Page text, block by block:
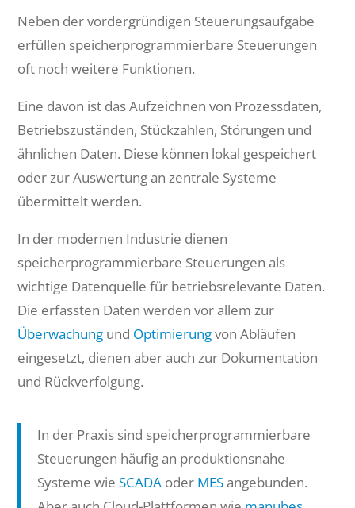
Neben der vordergründigen Steuerungsaufgabe
erfüllen speicherprogrammierbare Steuerungen
oft noch weitere Funktionen.
Eine davon ist das Aufzeichnen von Prozessdaten,
Betriebszuständen, Stückzahlen, Störungen und
ähnlichen Daten. Diese können lokal gespeichert
oder zur Auswertung an zentrale Systeme
übermittelt werden.
In der modernen Industrie dienen
speicherprogrammierbare Steuerungen als
wichtige Datenquelle für betriebsrelevante Daten.
Die erfassten Daten werden vor allem zur
Überwachung und Optimierungvon Abläufen
eingesetzt, dienen aber auch zur Dokumentation
und Rückverfolgung.
In der Praxis sind speicherprogrammierbare
Steuerungen häufig an produktionsnahe
Systeme wieSCADA oder MESangebunden.